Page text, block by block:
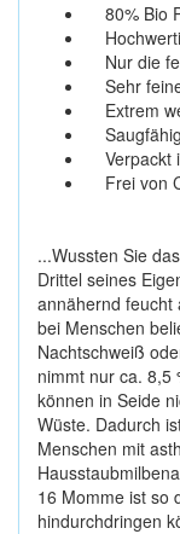
80% Bio
Nur die
Sehr
Extrem
Verpackt
Frei von
...Wussten Sie
Drittel seines
annähernd feucht
bei Menschen
Nachtschweiß
nimmt nur ca. 8,5
können in Seide
Wüste. Dadurch
Menschen mit
16 Momme ist so
hindurchdringen